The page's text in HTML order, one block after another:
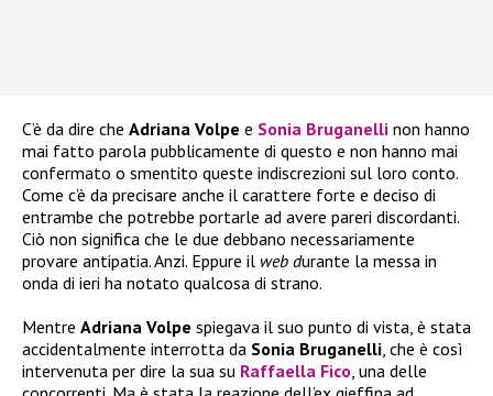
C’è da dire che Adriana Volpe e Sonia Bruganelli non hanno
mai fatto parola pubblicamente di questo e non hanno mai
confermato o smentito queste indiscrezioni sul loro conto.
Come c’è da precisare anche il carattere forte e deciso di
entrambe che potrebbe portarle ad avere pareri discordanti.
Ciò non significa che le due debbano necessariamente
provare antipatia. Anzi. Eppure il web durante la messa in
onda di ieri ha notato qualcosa di strano.
Mentre Adriana Volpe spiegava il suo punto di vista, è stata
accidentalmente interrotta da Sonia Bruganelli , che è così
intervenuta per dire la sua su Raffaella Fico , una delle